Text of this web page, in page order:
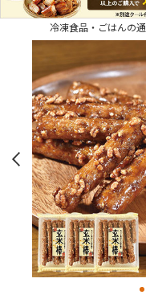
冷凍食品・ごはんの